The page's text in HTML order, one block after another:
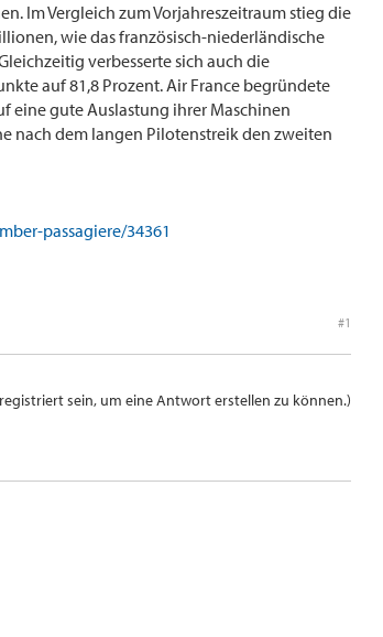
Im Vergleich zum Vorjahreszeitraum stieg die
wie das französisch-niederländische
verbesserte sich auch die
auf 81,8 Prozent. Air France begründete
eine gute Auslastung ihrer Maschinen
nach dem langen Pilotenstreik den zweiten
passagiere/34361
#1
sein, um eine Antwort erstellen zu können.)